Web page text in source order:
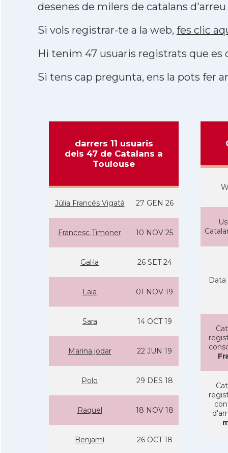
desenes de milers de catalans
Si vols registrar-te a la web, fes clic
Hi tenim 47 usuaris registrats que
Si tens cap pregunta, ens la pots fer
darrers 11 usuaris
dels 47 de Catalans a
Toulouse
Júlia Francés Vigatà 27 GEN 26
Francesc Timoner 10 NOV 25
Gal·la 26 SET 24
Laia 01 NOV 19
Sara 14 OCT 19
Marina jodar 22 JUN 19
Polo 29 DES 18
Raquel 18 NOV 18
Benjamí­ 26 OCT 18
Data